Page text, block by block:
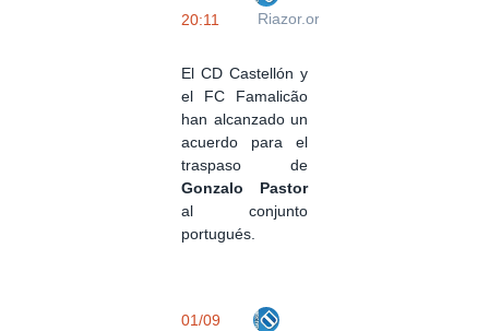
20:11
Riazor.org
El CD Castellón y
el FC Famalicão
han alcanzado un
acuerdo para el
traspaso de
Gonzalo Pastor
al conjunto
portugués.
01/09